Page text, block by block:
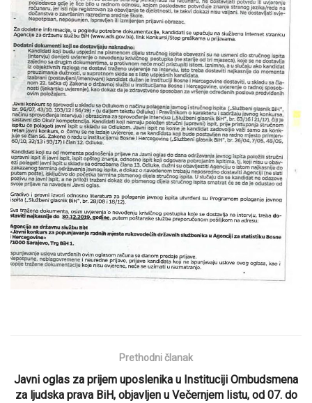
Prethodni članak
Javni oglas za prijem uposlenika u Instituciji Ombudsmena
za ljudska prava BiH, objavljen u Večernjem listu, od 07. do